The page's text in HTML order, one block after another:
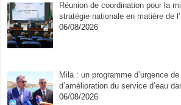
Réunion de coordination pour la
stratégie nationale en matière de
06/08/2026
Mila : un programme d’urgence
d’amélioration du service d’eau
06/08/2026